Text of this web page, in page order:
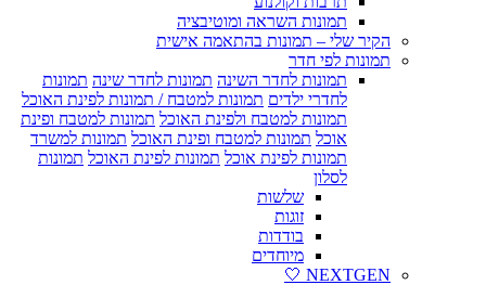
תמונות השראה ומוטיבציה
הקיר שלי – תמונות בהתאמה אישית
תמונות לפי חדר
תמונות לחדר השינה תמונות לחדר שינה תמונות
לחדרי ילדים תמונות למטבח / תמונות לפינת האוכל
תמונות למטבח ולפינת האוכל תמונות למטבח ופינת
אוכל תמונות למטבח ופינת האוכל תמונות למשרד
תמונות לפינת אוכל תמונות לפינת האוכל תמונות
לסלון
שלשות
זוגות
בודדות
מיוחדים
NEXTGEN 🤍